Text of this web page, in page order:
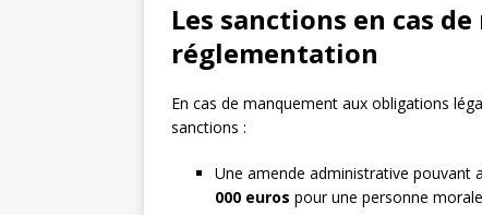
Les sanctions en cas
réglementation
En cas de manquement aux obligations
sanctions :
Une amende administrative pouvant
000 euros pour une personne